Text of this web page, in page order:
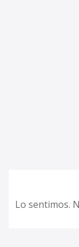
Lo sentimos.